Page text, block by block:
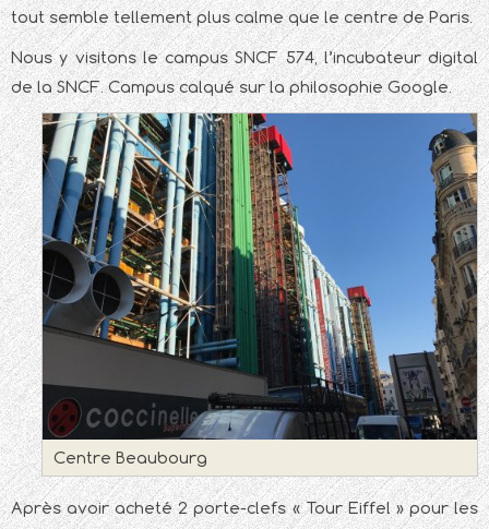
tout semble tellement plus calme que le centre de Paris.
Nous y visitons le campus SNCF 574, l’incubateur digital
de la SNCF. Campus calqué sur la philosophie Google.
Centre Beaubourg
Après avoir acheté 2 porte-clefs « Tour Eiffel » pour les